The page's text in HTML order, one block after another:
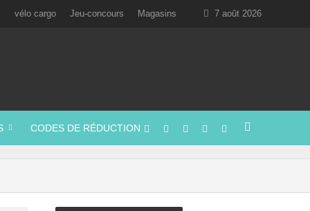
vélo cargo Jeu-concours Magasins 7 août 2026
CODES DE RÉDUCTION